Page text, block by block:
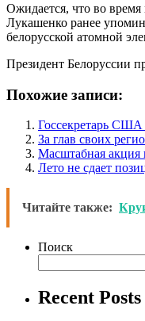
Ожидается, что во
Лукашенко ранее
белорусской атомной
Президент Белоруссии
Похожие записи:
Госсекретарь США
За глав своих
Масштабная акция
Лето не сдает
Читайте также:
Поиск
Recent Posts